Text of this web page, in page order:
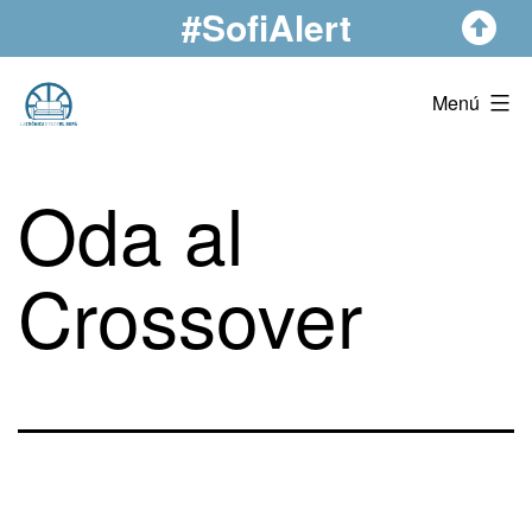
al
contenido
#SofiAlert
La
El
Sofá
Menú
Oda al
Crossover